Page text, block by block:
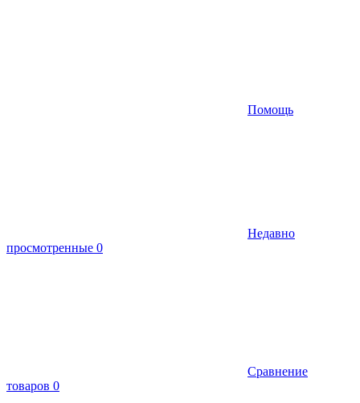
Помощь
Недавно
просмотренные 0
Сравнение
товаров 0